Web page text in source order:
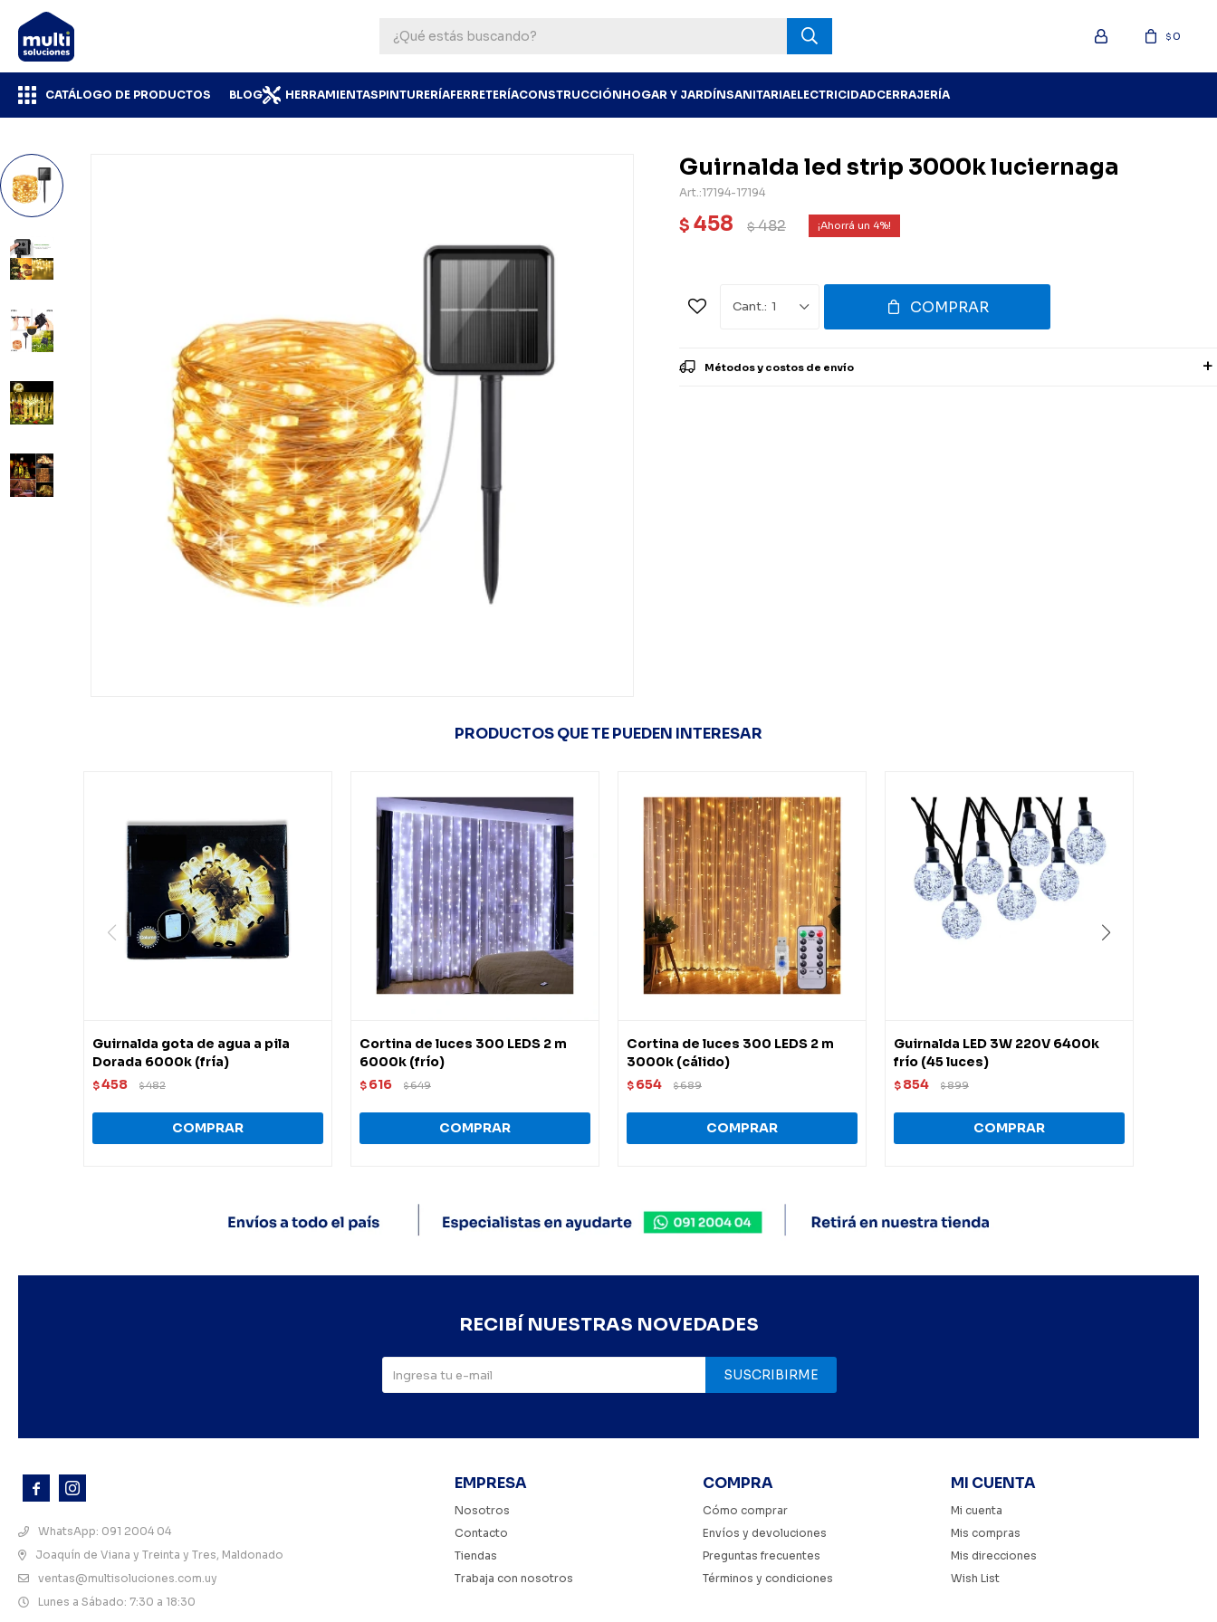
CATÁLOGO DE PRODUCTOS BLOG HERRAMIENTASPINTURERÍAFERRETERÍACONSTRUCCIÓNHOGAR Y JARDÍNSANITARIAELECTRICIDADCERRAJERÍA
$0
Guirnalda led strip 3000k luciernaga
17194-17194
$ 458 $482 4
1 COMPRAR
Métodos y costos de envío
PRODUCTOS QUE TE PUEDEN INTERESAR
Guirnalda gota de agua a pila
Dorada 6000k (fría)
$458 $482
Cortina de luces 300 LEDS 2 m
6000k (frío)
$ 616 $649
Cortina de luces 300 LEDS 2 m
3000k (cálido)
$ 654 $689
Guirnalda LED 3W 220V 6400k
frío (45 luces)
$ 854 $899
 
WhatsApp: 091 2004 04
Joaquín de Viana y Treinta y Tres, Maldonado
ventas@multisoluciones.com.uy
Lunes a Sábado: 7:30 a 18:30
EMPRESA
Nosotros
Contacto
Tiendas
Trabaja con nosotros
COMPRA
Cómo comprar
Envíos y devoluciones
Preguntas frecuentes
Términos y condiciones
MI CUENTA
Mi cuenta
Mis compras
Mis direcciones
Wish List
RECIBÍ NUESTRAS NOVEDADES
SUSCRIBIRME